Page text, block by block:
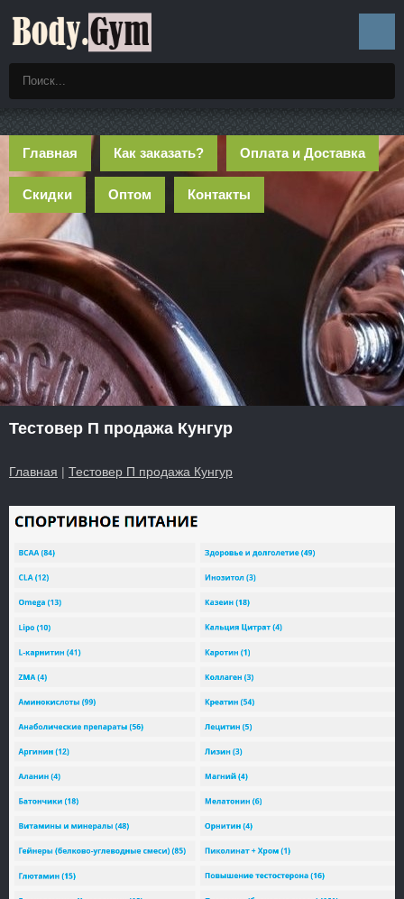
Главная Как заказать? Оплата и Доставка
Скидки Оптом Контакты
Тестовер П продажа Кунгур
Главная | Тестовер П продажа Кунгур